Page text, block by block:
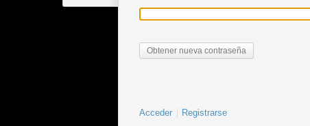
Acceder Registrarse